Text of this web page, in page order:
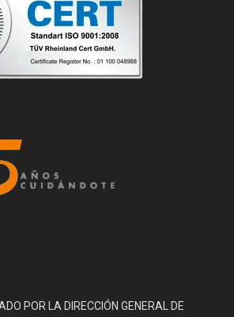
POR LA DIRECCIÓN GENERAL DE